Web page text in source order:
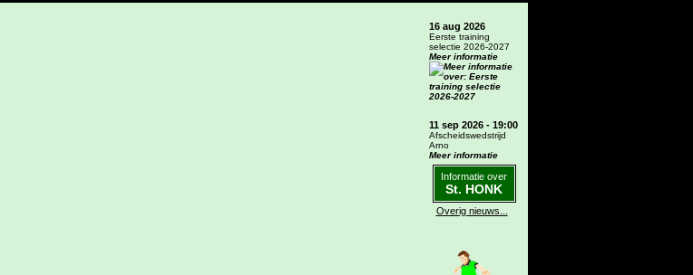
16 aug 2026
Eerste training
selectie 2026-2027
Meer informatie
11 sep 2026 - 19:00
Afscheidswedstrijd
Arno
Meer informatie
Informatie over
St. HONK
Overig nieuws...